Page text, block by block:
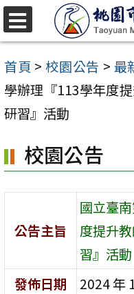
跳
至
主
要
內
區
首頁 > 校園公告 > 最
學辦理『113學年度
研習』活動
校園公告
公告主旨
國立臺
度提升
習』活動
發佈日期
2024 年
選
單